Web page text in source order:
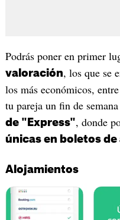
Podrás poner en primer
valoración, los que se
los más económicos,
tu pareja un fin de
de "Express", donde
únicas en boletos
Alojamientos